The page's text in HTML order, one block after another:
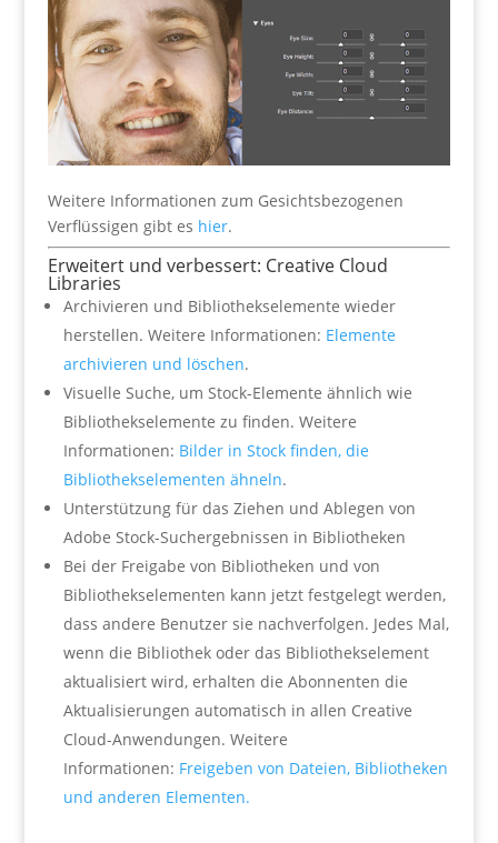
Weitere Informationen zum Gesichtsbezogenen
Verflüssigen gibt es hier.
Erweitert und verbessert: Creative Cloud
Libraries
Archivieren und Bibliothekselemente wieder
herstellen. Weitere Informationen: Elemente
archivieren und löschen.
Visuelle Suche, um Stock-Elemente ähnlich wie
Bibliothekselemente zu finden. Weitere
Informationen: Bilder in Stock finden, die
Bibliothekselementen ähneln.
Unterstützung für das Ziehen und Ablegen von
Adobe Stock-Suchergebnissen in Bibliotheken
Bei der Freigabe von Bibliotheken und von
Bibliothekselementen kann jetzt festgelegt werden,
dass andere Benutzer sie nachverfolgen. Jedes Mal,
wenn die Bibliothek oder das Bibliothekselement
aktualisiert wird, erhalten die Abonnenten die
Aktualisierungen automatisch in allen Creative
Cloud-Anwendungen. Weitere
Informationen: Freigeben von Dateien, Bibliotheken
und anderen Elementen.